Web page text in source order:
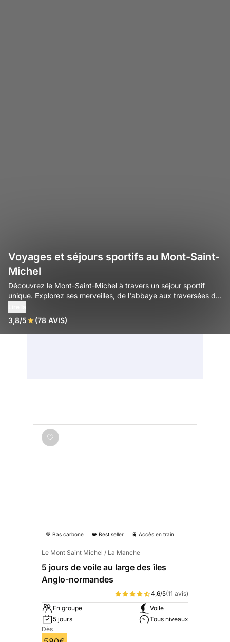
Voyages et séjours sportifs au Mont-Saint-
Michel
Découvrez le Mont-Saint-Michel à travers un séjour sportif
unique. Explorez ses merveilles, de l'abbaye aux traversées de
3,8/5 (78 AVIS)
💚 Bas carbone ❤️ Best seller 🚆 Accès en train
Le Mont Saint Michel / La Manche
5 jours de voile au large des îles
Anglo-normandes
4,6/5(11 avis)
En groupe
5 jours
Voile
Tous niveaux
Dès